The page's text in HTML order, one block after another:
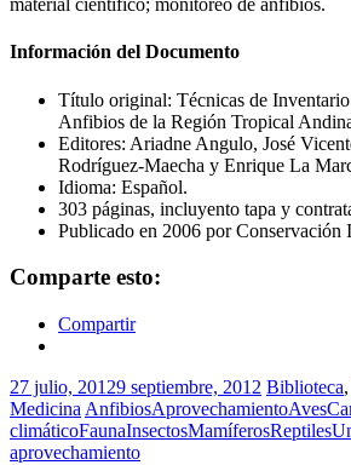
material científico; monitoreo de anfibios.
Información del Documento
Título original: Técnicas de
Anfibios de la Región Tropical
Editores: Ariadne Angulo, José
Rodríguez-Maecha y Enrique La
Idioma: Español.
303 páginas, incluyento tapa y
Publicado en 2006 por Conservación
Comparte esto:
Compartir
27 julio, 20129 septiembre, 2012 Biblioteca,
Medicina AnfibiosAprovechamientoAves
climáticoFaunaInsectosMamíferosReptiles
aprovechamiento